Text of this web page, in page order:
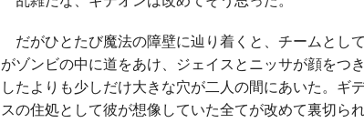
だがひとたび魔法の障壁に辿り着くと、チームとし
がゾンビの中に道をあけ、ジェイスとニッサが顔をつ
したよりも少しだけ大きな穴が二人の間にあいた。ギ
スの住処として彼が想像していた全てが改めて裏切られ